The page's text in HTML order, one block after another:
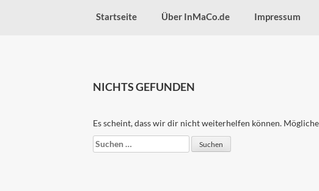
Startseite Über InMaCo.de Impressum
NICHTS GEFUNDEN
Es scheint, dass wir dir nicht weiterhelfen können.
Suchen
nach: